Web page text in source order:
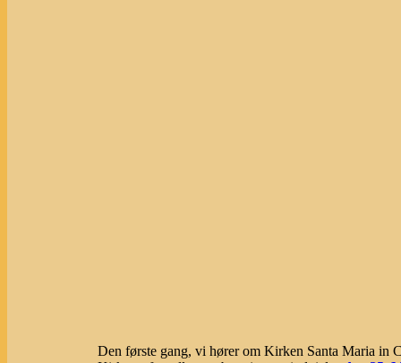
Den første gang, vi hører om Kirken Santa Maria in